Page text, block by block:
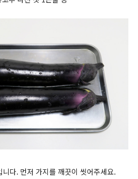
다. 먼저 가지를 깨끗이 씻어주세요.